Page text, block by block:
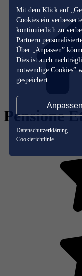
Mit dem Klick auf
Cookies ein
kontinuierlich zu
Partnern
Über „Anpassen”
Dies ist auch
notwendige Cookies”
gespeichert.
Anpassen
Datenschutzerklärung
Cookierichtlinie
Pensione